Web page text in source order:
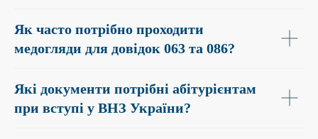
Як часто потрібно проходити
медогляди для довідок 063 та 086?
Які документи потрібні абітурієнтам
при вступі у ВНЗ України?